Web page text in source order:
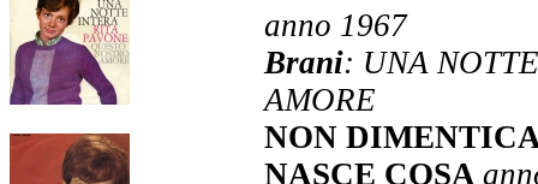
anno 1967
Brani: UNA
AMORE
NON
NASCE COSA